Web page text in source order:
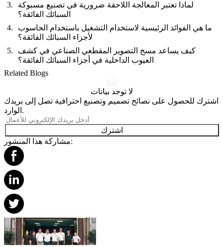
لماذا تعتبر المعالجة اللاحقة ضرورية في تصنيع مسبوكة
السبائك الفائقة؟
ما هي الفوائد الرئيسية لاستخدام التشغيل باستخدام الحاسوب
لأجزاء السبائك الفائقة؟
كيف يساعد مسح التصوير المقطعي الصناعي في كشف
العيوب الداخلية في أجزاء السبائك الفائقة؟
Related Blogs
لا توجد بيانات
اشترك للحصول على نصائح تصميم وتصنيع احترافية تصل إلى بريدك
الوارد.
اشترك
مشاركة هذا المنشور: